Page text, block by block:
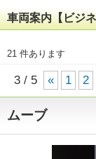
車両案内【ビジ
21 件あります
3 / 5 « 1 2
ムーブ